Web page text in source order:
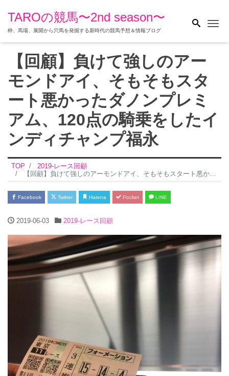
TAROの競馬〜2nd season〜
枠、馬場、展開から穴馬を発掘する新時代の競馬予想＆情報ブログ
【回顧】負けて強しのアー
モンドアイ、そもそもスタ
ート悪かったダノンプレミ
アム、120点の騎乗をしたイ
ンディチャンプ福永
TOP
2019-レース回顧
【回顧】負けて強しのアーモンドアイ、そもそもスタート悪かったダノンプレミアム、120点の騎乗をしたインディチャンプ福永
Facebook Twitter Hatena Pocket LINE
2019-06-03 2019-レース回顧